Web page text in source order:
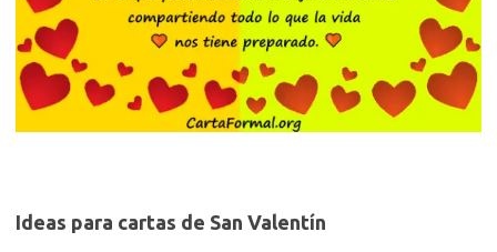
Ideas para cartas de San Valentín